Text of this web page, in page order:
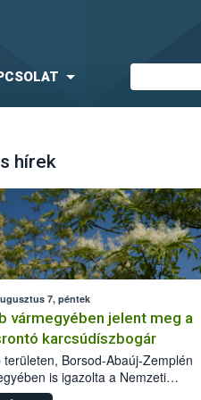
hírek
7, péntek
vármegyében jelent meg a
karcsúdíszbogár
területen, Borsod-Abaúj-Zemplén
is igazolta a Nemzeti
biztonsági Hivatal (Nébih) a